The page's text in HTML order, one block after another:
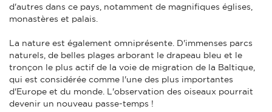
d'autres dans ce pays, notamment de magnifiques églises,
monastères et palais.
La nature est également omniprésente. D'immenses parcs
naturels, de belles plages arborant le drapeau bleu et le
tronçon le plus actif de la voie de migration de la Baltique,
qui est considérée comme l'une des plus importantes
d'Europe et du monde. L'observation des oiseaux pourrait
devenir un nouveau passe-temps !